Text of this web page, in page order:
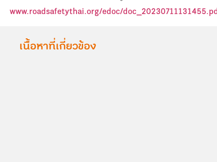
www.roadsafetythai.org/edoc/
เนื้อหาที่เกี่ยวข้อง